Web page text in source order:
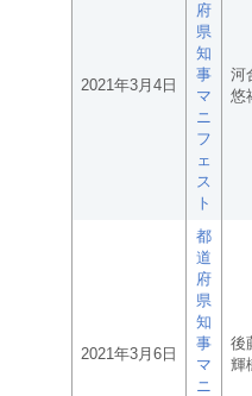
2021年3月4日
府
県
知
事
マ
ニ
フ
ェ
ス
ト
河
悠
2021年3月6日
都
道
府
県
知
事
マ
ニ
後
輝